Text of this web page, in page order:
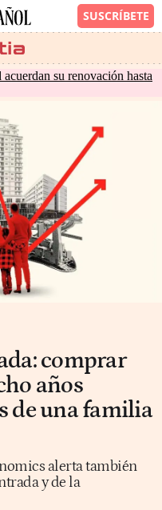
su renovación hasta
comprar
años
de una familia
alerta también
y de la